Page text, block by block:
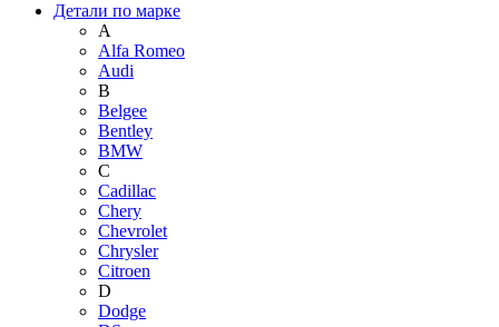
Детали по марке
A
Alfa Romeo
Audi
B
Belgee
Bentley
BMW
C
Cadillac
Chery
Chevrolet
Chrysler
Citroen
D
Dodge